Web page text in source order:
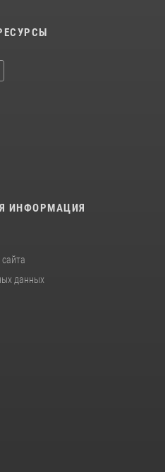
ИНФОРМАЦИЯ
данных